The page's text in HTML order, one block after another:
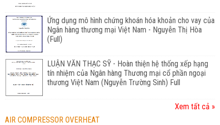
Ứng dụng mô hình chứng khoán hóa khoản cho vay của
Ngân hàng thương mại Việt Nam - Nguyễn Thị Hòa
(Full)
LUẬN VĂN THẠC SỸ - Hoàn thiện hệ thống xếp hạng
tín nhiệm của Ngân hàng Thương mại cổ phần ngoại
thương Việt Nam (Nguyễn Trường Sinh) Full
Xem tất cả »
AIR COMPRESSOR OVERHEAT